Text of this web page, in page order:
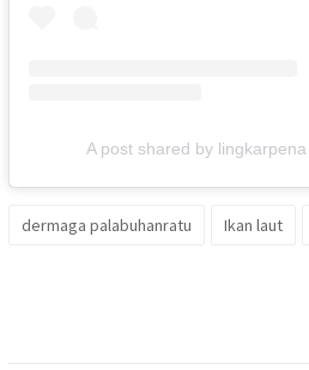
A post shared by
dermaga palabuhanratu Ikan laut